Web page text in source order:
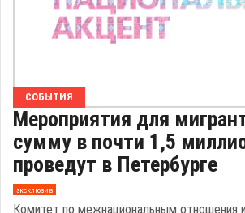
СОБЫТИЯ
Мероприятия для
сумму в почти 1,5
проведут в Петербурге
эксклюзив
Комитет по межнациональным отношения